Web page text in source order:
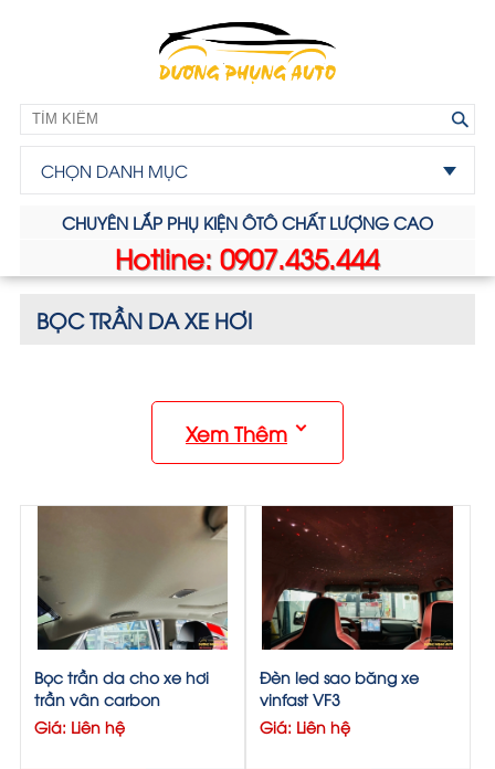
CHỌN DANH MỤC
CHUYÊN LẮP PHỤ KIỆN ÔTÔ CHẤT LƯỢNG CAO
Hotline: 0907.435.444
BỌC TRẦN DA XE HƠI
Xem Thêm
Bọc trần da cho xe hơi
trần vân carbon
Giá: Liên hệ
Đèn led sao băng xe
vinfast VF3
Giá: Liên hệ